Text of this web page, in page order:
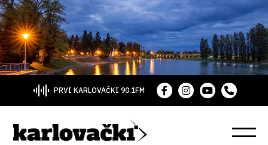
PRVI KARLOVAČKI 90.1FM